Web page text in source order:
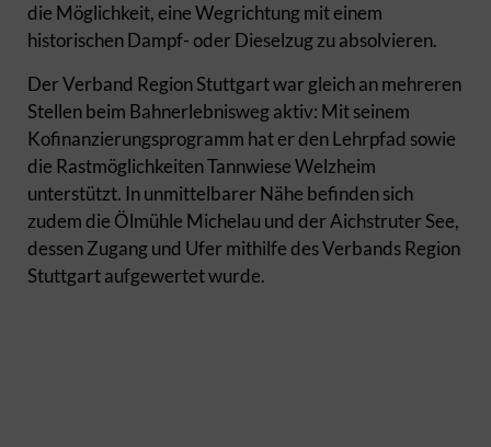
die Möglichkeit, eine Wegrichtung mit einem
historischen Dampf- oder Dieselzug zu absolvieren.
Der Verband Region Stuttgart war gleich an mehreren
Stellen beim Bahnerlebnisweg aktiv: Mit seinem
Kofinanzierungsprogramm hat er den Lehrpfad sowie
die Rastmöglichkeiten Tannwiese Welzheim
unterstützt. In unmittelbarer Nähe befinden sich
zudem die Ölmühle Michelau und der Aichstruter See,
dessen Zugang und Ufer mithilfe des Verbands Region
Stuttgart aufgewertet wurde.